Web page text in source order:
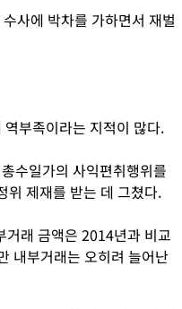
사에 박차를 가하면서 재벌
부족이라는 지적이 많다.
수일가의 사익편취행위를
위 제재를 받는 데 그쳤다.
래 금액은 2014년과 비교
내부거래는 오히려 늘어난